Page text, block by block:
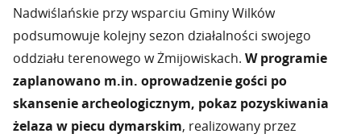
Nadwiślańskie przy wsparciu Gminy Wilków
podsumowuje kolejny sezon działalności swojego
oddziału terenowego w Żmijowiskach. W programie
zaplanowano m.in. oprowadzenie gości po
skansenie archeologicznym, pokaz pozyskiwania
żelaza w piecu dymarskim, realizowany przez